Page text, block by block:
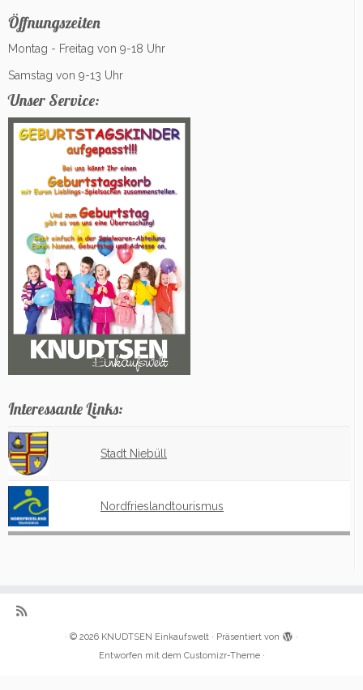
Öffnungszeiten
Montag - Freitag von 9-18 Uhr
Samstag von 9-13 Uhr
Unser Service:
Interessante Links:
Stadt Niebüll
Nordfrieslandtourismus
· © 2026 KNUDTSEN Einkaufswelt · Präsentiert von
·
Entworfen mit dem Customizr-Theme·